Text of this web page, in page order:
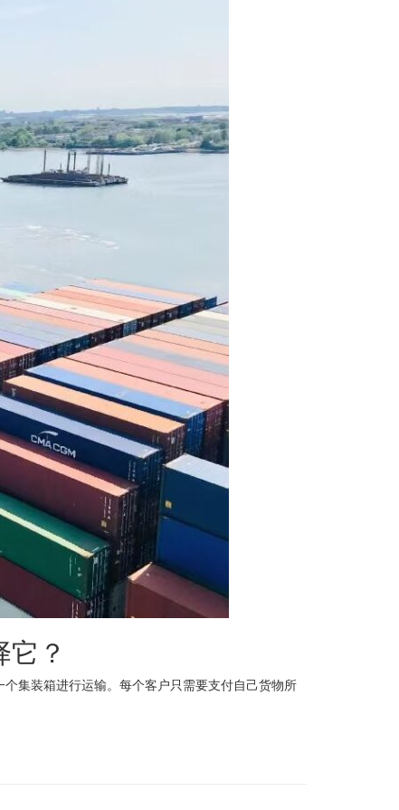
？
集装箱进行运输。每个客户只需要支付自己货物所